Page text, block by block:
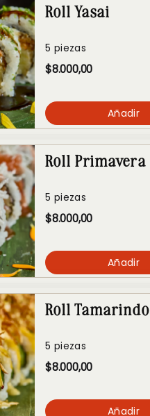
Roll Yasai
5 piezas
$8.000,00
Añadir
Roll Primavera
5 piezas
$8.000,00
Añadir
Roll Tamarindo
5 piezas
$8.000,00
Añadir